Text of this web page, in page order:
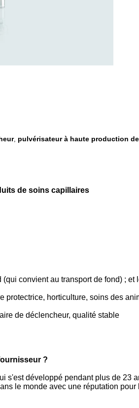
, pulvérisateur à haute production
de soins capillaires
convient au transport de fond) ;
protectrice, horticulture, soins des
de déclencheur, qualité stable
?
s'est développé pendant plus de
le monde avec une réputation